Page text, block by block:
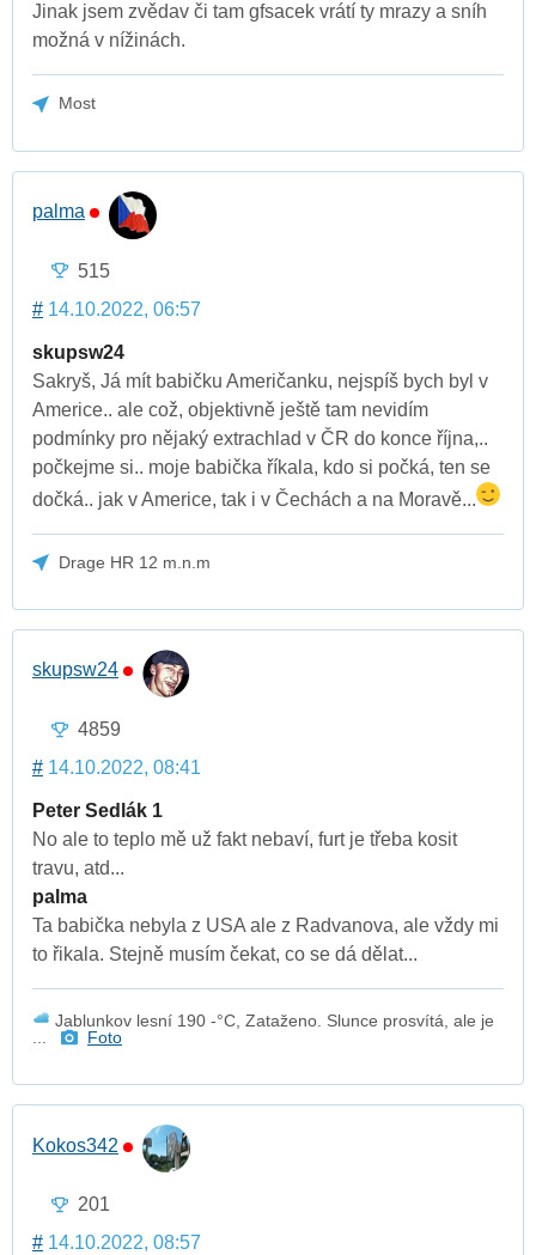
Jinak jsem zvědav či tam gfsacek vrátí ty mrazy a sníh
možná v nížinách.
Most
palma
515
# 14.10.2022, 06:57
skupsw24
Sakryš, Já mít babičku Američanku, nejspíš bych byl v
Americe.. ale což, objektivně ještě tam nevidím
podmínky pro nějaký extrachlad v ČR do konce října,..
počkejme si.. moje babička říkala, kdo si počká, ten se
dočká.. jak v Americe, tak i v Čechách a na Moravě...
Drage HR 12 m.n.m
skupsw24
4859
# 14.10.2022, 08:41
Peter Sedlák 1
No ale to teplo mě už fakt nebaví, furt je třeba kosit
travu, atd...
palma
Ta babička nebyla z USA ale z Radvanova, ale vždy mi
to řikala. Stejně musím čekat, co se dá dělat...
Jablunkov lesní 190 -°C, Zataženo. Slunce prosvítá, ale je
Foto
Kokos342
201
# 14.10.2022, 08:57